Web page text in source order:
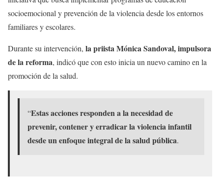
socioemocional y prevención de la violencia desde los entornos
familiares y escolares.
Durante su intervención, la priista Mónica Sandoval, impulsora
de la reforma, indicó que con esto inicia un nuevo camino en la
promoción de la salud.
“Estas acciones responden a la necesidad de
prevenir, contener y erradicar la violencia infantil
desde un enfoque integral de la salud pública.